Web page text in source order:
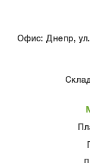
Офис: Днепр, ул.